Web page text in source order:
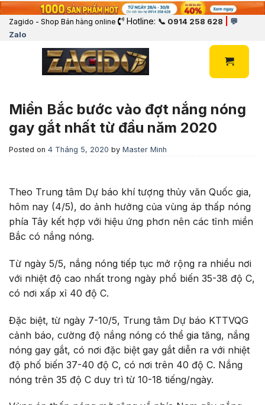
Zagido - Shop Bán hàng online Hotline: 📞 0914 258 628
💬
Zalo
Miền Bắc bước vào đợt nắng nóng
gay gắt nhất từ đầu năm 2020
Posted on 4 Tháng 5, 2020 by Master Minh
Theo Trung tâm Dự báo khí tượng thủy văn Quốc gia,
hôm nay (4/5), do ảnh hưởng của vùng áp thấp nóng
phía Tây kết hợp với hiệu ứng phơn nên các tỉnh miền
Bắc có nắng nóng.
Từ ngày 5/5, nắng nóng tiếp tục mở rộng ra nhiều nơi
với nhiệt độ cao nhất trong ngày phổ biến 35-38 độ C,
có nơi xấp xỉ 40 độ C.
Đặc biệt, từ ngày 7-10/5, Trung tâm Dự báo KTTVQG
cảnh báo, cường độ nắng nóng có thể gia tăng, nắng
nóng gay gắt, có nơi đặc biệt gay gắt diễn ra với nhiệt
độ phố biến 37-40 độ C, có nơi trên 40 độ C. Nắng
nóng trên 35 độ C duy trì từ 10-18 tiếng/ngày.